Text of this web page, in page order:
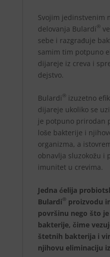
Svojim jedinstvenim
delovanja Bulardi ®
sebe i razgrađuje
samim tim potpuno
dijareje iz creva i
dejstvo.
Bulardi ®izuzetno
dijareje ukoliko se
je potpuno prirodan
loše bakterije i
organizma, a
obnavlja sluzokožu i
imunitet u crevima.
Jedna ćelija
Bulardi®proizvodu
površinu nego što
bakterije, čime
štetnih bakterija i
njihovu eliminaciju